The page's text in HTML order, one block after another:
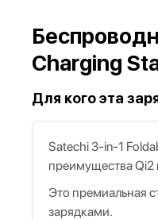
Charging
Для кого эта
Satechi 3‑in‑1
преимущества Qi2
Это премиальная
зарядками.